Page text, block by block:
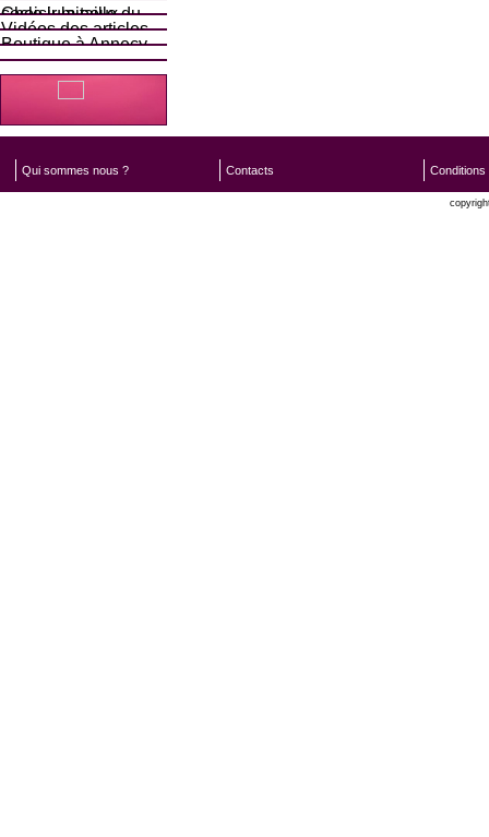
Choisir la taille du socle lumineux
Vidéos des articles
Boutique à Annecy
Qui sommes nous ? Contacts Conditions